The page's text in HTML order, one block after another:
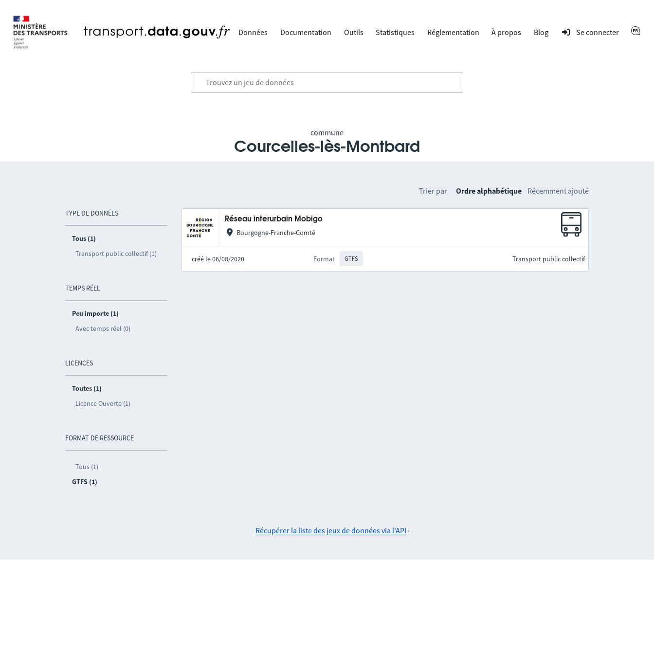
Données Documentation Outils Statistiques Réglementation À propos Blog Se connecter
commune
Courcelles-lès-Montbard
TYPE DE DONNÉES
Tous (1)
Transport public collectif (1)
TEMPS RÉEL
Peu importe (1)
Avec temps réel (0)
LICENCES
Toutes (1)
Licence Ouverte (1)
FORMAT DE RESSOURCE
Tous (1)
GTFS (1)
Trier par Ordre alphabétique Récemment ajouté
Réseau interurbain Mobigo
Bourgogne-Franche-Comté
créé le 06/08/2020 Format GTFS Transport public collectif
Récupérer la liste des jeux de données via l'API -